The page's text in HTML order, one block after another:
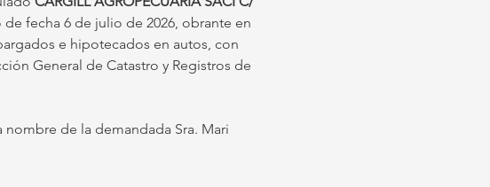
fecha 6 de julio de 2026, obrante en
e hipotecados en autos, con
General de Catastro y Registros de
de la demandada Sra. Mari